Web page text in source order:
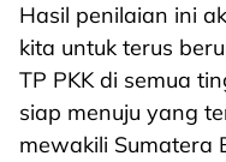
Hasil penilaian ini
kita untuk terus
TP PKK di semua
siap menuju yang
mewakili Sumatera